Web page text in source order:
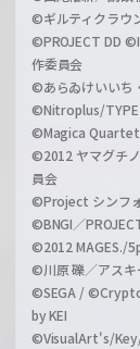
©ギルティクラウ
©PROJECT DD
作委員会
©あらゐけいいち
©Nitroplus/
©Magica
©2012 ヤマグチ
員会
©Project シンフ
©BNGI／
©2012 MAGES./
©川原 礫／アス
©SEGA /
by KEI
©VisualArt's/